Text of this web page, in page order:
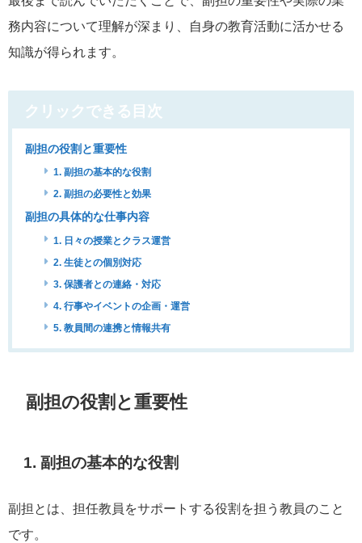
務内容について理解が深まり、自身の教育活動に活かせる
知識が得られます。
クリックできる目次
副担の役割と重要性
1. 副担の基本的な役割
2. 副担の必要性と効果
副担の具体的な仕事内容
1. 日々の授業とクラス運営
2. 生徒との個別対応
3. 保護者との連絡・対応
4. 行事やイベントの企画・運営
5. 教員間の連携と情報共有
副担の役割と重要性
1. 副担の基本的な役割
副担とは、担任教員をサポートする役割を担う教員のこと
です。